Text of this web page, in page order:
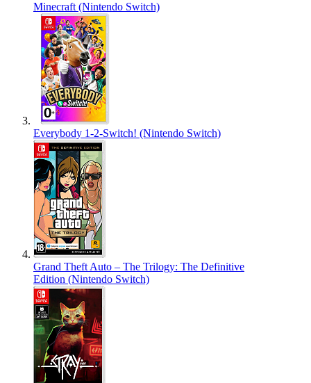
Minecraft (Nintendo Switch)
Everybody 1-2-Switch! (Nintendo Switch)
Grand Theft Auto – The Trilogy: The Definitive
Edition (Nintendo Switch)